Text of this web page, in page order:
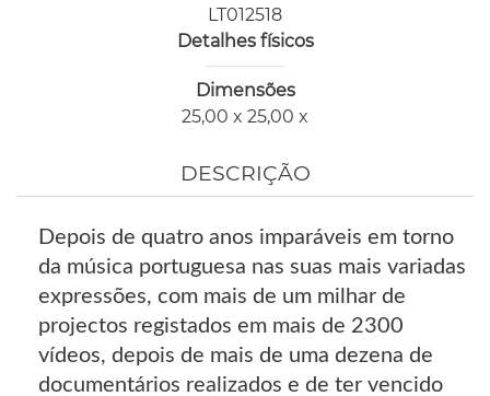
LT012518
Detalhes físicos
Dimensões
25,00 x 25,00 x
DESCRIÇÃO
Depois de quatro anos imparáveis em torno
da música portuguesa nas suas mais variadas
expressões, com mais de um milhar de
projectos registados em mais de 2300
vídeos, depois de mais de uma dezena de
documentários realizados e de ter vencido